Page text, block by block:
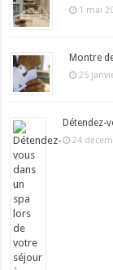
1 mai
Montre
25
Détendez-
24